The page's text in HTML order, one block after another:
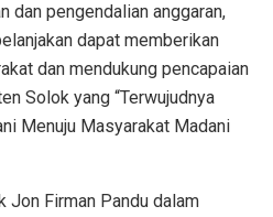
dan pengendalian anggaran,
dapat memberikan
dan mendukung pencapaian
Solok yang “Terwujudnya
Menuju Masyarakat Madani
Jon Firman Pandu dalam